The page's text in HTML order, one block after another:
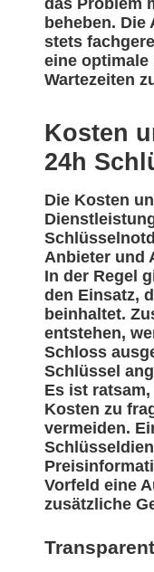
das Problem
beheben.
stets
eine optimale
Wartezeiten
Kosten
24h
Die Kosten
Anbieter und
In der Regel
den Einsatz,
beinhaltet.
entstehen,
Schloss
Schlüssel
Es ist
Kosten zu
vermeiden.
Vorfeld eine
zusätzliche